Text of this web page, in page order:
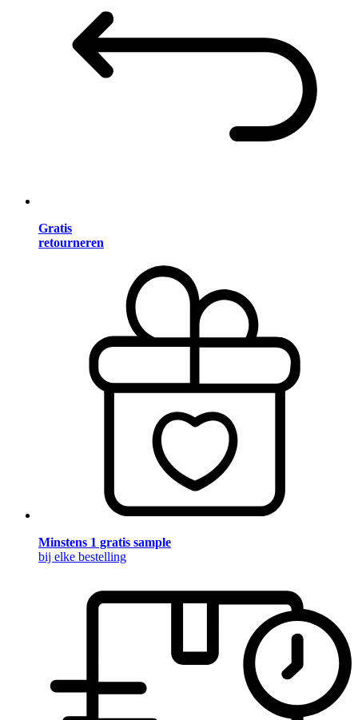
Gratis
retourneren
Minstens 1 gratis sample
bij elke bestelling